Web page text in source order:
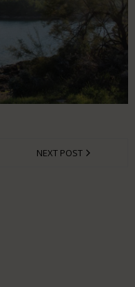
NEXT POST